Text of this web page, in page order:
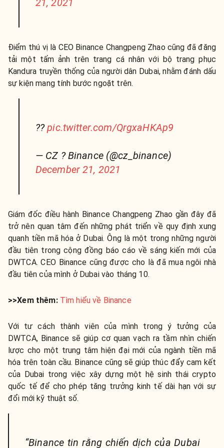
21, 2021
Điểm thú vị là CEO Binance Changpeng Zhao cũng đã đăng
tải một tấm ảnh trên trang cá nhân với bộ trang phục
Kandura truyền thống của người dân Dubai, nhằm đánh dấu
sự kiện mang tính bước ngoặt trên.
??pic.twitter.com/QrgxaHKAp9
— CZ ? Binance (@cz_binance)
December 21, 2021
Giám đốc điều hành Binance Changpeng Zhao gần đây đã
trở nên quan tâm đến những phát triển về quy định xung
quanh tiền mã hóa ở Dubai. Ông là một trong những người
đầu tiên trong cộng đồng báo cáo về sáng kiến mới của
DWTCA. CEO Binance cũng được cho là đã mua ngôi nhà
đầu tiên của mình ở Dubai vào tháng 10.
>>Xem thêm: Tìm hiểu về Binance
Với tư cách thành viên của mình trong ý tưởng ​​của
DWTCA, Binance sẽ giúp cơ quan vạch ra tầm nhìn chiến
lược cho một trung tâm hiện đại mới của ngành tiền mã
hóa trên toàn cầu. Binance cũng sẽ giúp thúc đẩy cam kết
của Dubai trong việc xây dựng một hệ sinh thái crypto
quốc tế để cho phép tăng trưởng kinh tế dài hạn với sự
đổi mới kỹ thuật số.
“Binance tin rằng chiến dịch của Dubai